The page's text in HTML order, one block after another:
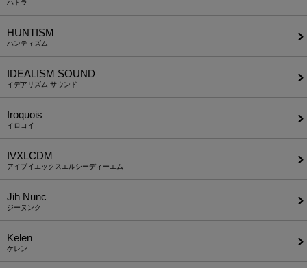
ハトラ
HUNTISM
ハンティズム
IDEALISM SOUND
イデアリズム サウンド
Iroquois
イロコイ
IVXLCDM
アイブイエックスエルシーディーエム
Jih Nunc
ジーヌンク
Kelen
ケレン